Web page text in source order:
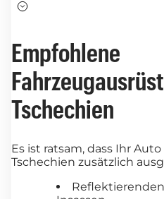
Empfohlene
Tschechien
Es ist ratsam, dass Ihr
Tschechien zusätzlich